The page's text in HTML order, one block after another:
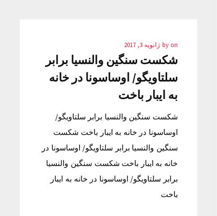
by on ژانویه 3, 2017
شکست سنگین والنسیا برابر
سلتاویگو/ اوساسونا در خانه
به ایبار باخت
شکست سنگین والنسیا برابر سلتاویگو/
اوساسونا در خانه به ایبار باخت شکست
سنگین والنسیا برابر سلتاویگو/ اوساسونا در
خانه به ایبار باخت شکست سنگین والنسیا
برابر سلتاویگو/ اوساسونا در خانه به ایبار
باخت